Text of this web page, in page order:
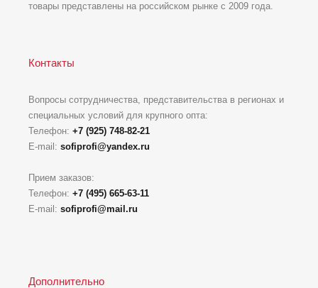
товары представлены на российском рынке с 2009 года.
Контакты
Вопросы сотрудничества, представительства в регионах и
специальных условий для крупного опта:
Телефон: +7 (925) 748-82-21
E-mail: sofiprofi@yandex.ru
Прием заказов:
Телефон: +7 (495) 665-63-11
E-mail: sofiprofi@mail.ru
Дополнительно